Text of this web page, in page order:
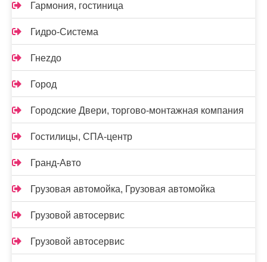
Гармония, гостиница
Гидро-Система
Гнеzдо
Город
Городские Двери, торгово-монтажная компания
Гостилицы, СПА-центр
Гранд-Авто
Грузовая автомойка, Грузовая автомойка
Грузовой автосервис
Грузовой автосервис